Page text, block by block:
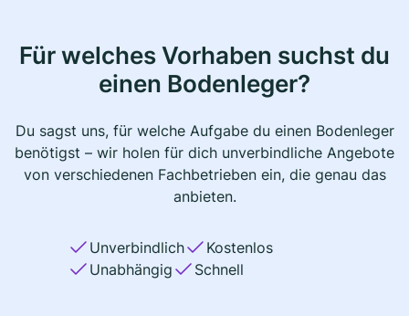
Für welches Vorhaben suchst du
einen Bodenleger?
Du sagst uns, für welche Aufgabe du einen Bodenleger
benötigst – wir holen für dich unverbindliche Angebote
von verschiedenen Fachbetrieben ein, die genau das
anbieten.
Unverbindlich
Kostenlos
Unabhängig
Schnell